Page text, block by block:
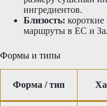
ингредиентов.
Близость:
маршруты в ЕС и
Формы и типы
Форма / тип